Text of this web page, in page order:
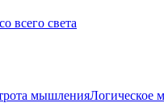
всего света
мышленияЛогическое